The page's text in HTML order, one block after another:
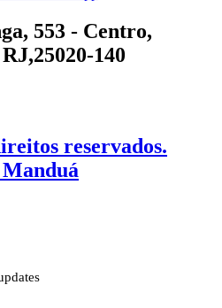
553 - Centro,
140
reservados.